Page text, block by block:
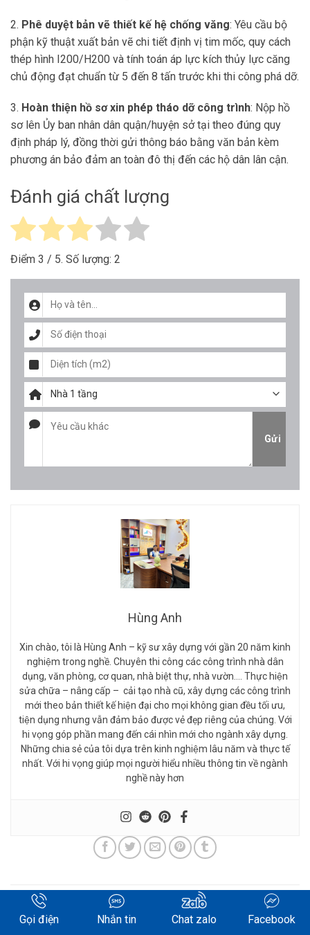
2. Phê duyệt bản vẽ thiết kế hệ chống văng: Yêu cầu bộ
phận kỹ thuật xuất bản vẽ chi tiết định vị tim mốc, quy cách
thép hình I200/H200 và tính toán áp lực kích thủy lực căng
chủ động đạt chuẩn từ 5 đến 8 tấn trước khi thi công phá dỡ.
3. Hoàn thiện hồ sơ xin phép tháo dỡ công trình: Nộp hồ
sơ lên Ủy ban nhân dân quận/huyện sở tại theo đúng quy
định pháp lý, đồng thời gửi thông báo bằng văn bản kèm
phương án bảo đảm an toàn đô thị đến các hộ dân lân cận.
Đánh giá chất lượng
Điểm 3 / 5. Số lượng: 2
Hùng Anh
Xin chào, tôi là Hùng Anh – kỹ sư xây dựng với gần 20 năm kinh
nghiệm trong nghề. Chuyên thi công các công trình nhà dân
dụng, văn phòng, cơ quan, nhà biệt thự, nhà vườn…. Thực hiện
sửa chữa – nâng cấp – cải tạo nhà cũ, xây dựng các công trình
mới theo bản thiết kế hiện đại cho mọi không gian đều tối ưu,
tiện dụng nhưng vẫn đảm bảo được vẻ đẹp riêng của chúng. Với
hi vọng góp phần mang đến cái nhìn mới cho ngành xây dựng.
Những chia sẻ của tôi dựa trên kinh nghiệm lâu năm và thực tế
nhất. Với hi vọng giúp mọi người hiểu nhiều thông tin về ngành
nghề này hơn
Mục nhập này đã được đăng trong ,Tin xây dựng
. Đánh dấu
permalink
Gọi điện Nhắn tin Chat zalo Facebook